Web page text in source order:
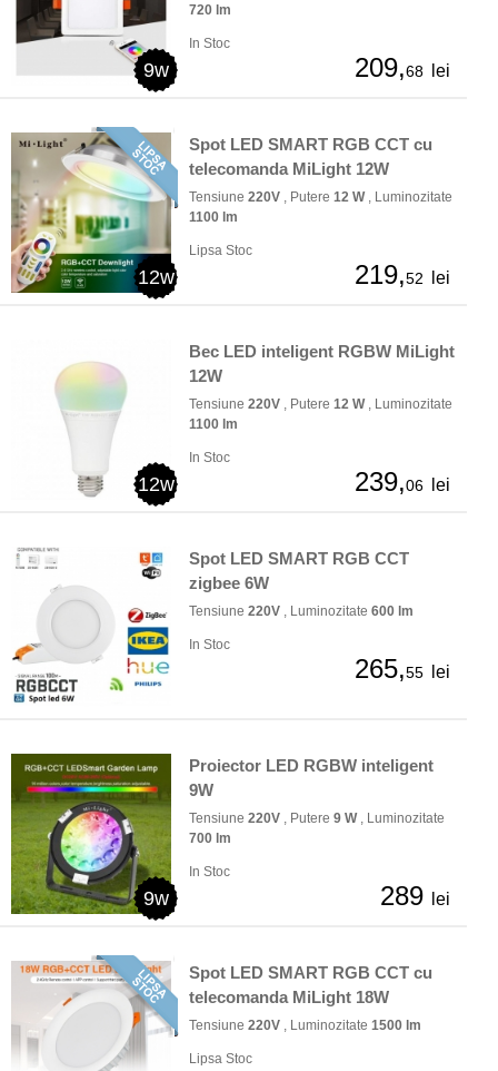
9w
720 lm
In Stoc
209,68 lei
12w
Spot LED SMART RGB CCT cu
telecomanda MiLight 12W
Tensiune 220V , Putere 12 W, Luminozitate
1100 lm
Lipsa Stoc
219,52 lei
12w
Bec LED inteligent RGBW MiLight
12W
Tensiune 220V , Putere 12 W, Luminozitate
1100 lm
In Stoc
239,06 lei
Spot LED SMART RGB CCT
zigbee 6W
Tensiune 220V , Luminozitate 600 lm
In Stoc
265,55 lei
9w
Proiector LED RGBW inteligent
9W
Tensiune 220V , Putere 9 W, Luminozitate
700 lm
In Stoc
289 lei
Spot LED SMART RGB CCT cu
telecomanda MiLight 18W
Tensiune 220V , Luminozitate 1500 lm
Lipsa Stoc